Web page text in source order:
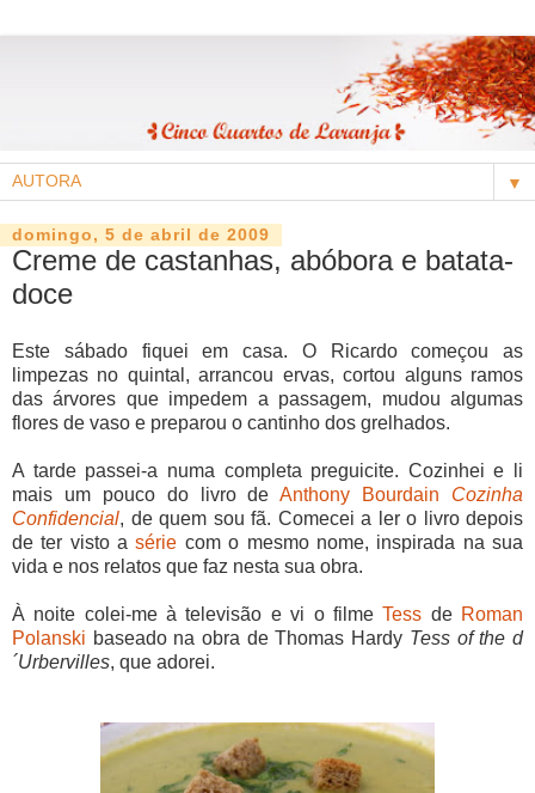
▼
domingo, 5 de abril de 2009
Creme de castanhas, abóbora e batata-
doce
Este sábado fiquei em casa. O Ricardo começou as
limpezas no quintal, arrancou ervas, cortou alguns ramos
das árvores que impedem a passagem, mudou algumas
flores de vaso e preparou o cantinho dos grelhados.
A tarde passei-a numa completa preguicite. Cozinhei e li
mais um pouco do livro deAnthony Bourdain
Cozinha
Confidencial, de quem sou fã. Comecei a ler o livro depois
de ter visto asérie com o mesmo nome, inspirada na sua
vida e nos relatos que faz nesta sua obra.
À noite colei-me à televisão e vi o filmeTess de Roman
Polanski baseado na obra de Thomas Hardy Tess of the d
´Urbervilles, que adorei.